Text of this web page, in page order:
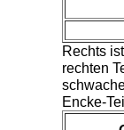
Rechts
rechten
Encke-